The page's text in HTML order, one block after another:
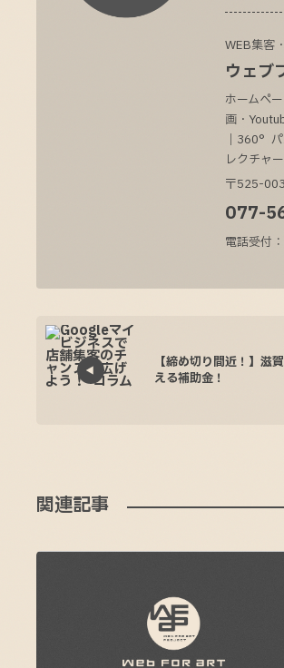
WEB集客
ウェブ
ホームペ
画・
｜360°
レクチャー
〒525-
077-
電話受付
【締め切り間近！】滋
える補助金！
関連記事